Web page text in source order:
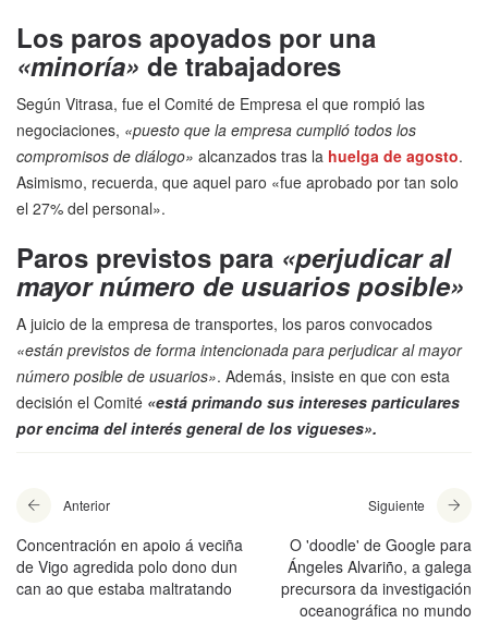
Los paros apoyados por una
«minoría» de trabajadores
Según Vitrasa, fue el Comité de Empresa el que rompió las
negociaciones, «puesto que la empresa cumplió todos los
compromisos de diálogo» alcanzados tras la huelga de agosto.
Asimismo, recuerda, que aquel paro «fue aprobado por tan solo
el 27% del personal».
Paros previstos para «perjudicar al
mayor número de usuarios posible»
A juicio de la empresa de transportes, los paros convocados
«están previstos de forma intencionada para perjudicar al mayor
número posible de usuarios». Además, insiste en que con esta
decisión el Comité «está primando sus intereses particulares
por encima del interés general de los vigueses».
Anterior
Concentración en apoio á veciña
de Vigo agredida polo dono dun
can ao que estaba maltratando
Siguiente
O 'doodle' de Google para
Ángeles Alvariño, a galega
precursora da investigación
oceanográfica no mundo